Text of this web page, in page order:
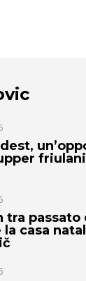
tra passato
la casa